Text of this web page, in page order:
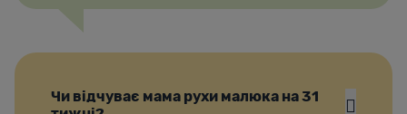
Чи відчуває мама рухи малюка на 31